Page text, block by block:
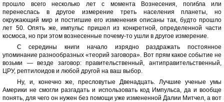
прошло всего несколько лет с момента Вознесения, погибла или
перенеслась в другое измерение треть населения планеты, но
окружающий мир и постигшие его изменения описаны так, будто прошло
лет 50. Опять же, импульс пришел из конкретной, определенной части
космоса, но при этом вознесенные почему-то ушли в другое измерение.
С середины книги начало изрядно раздражать постоянное
упоминание разнообразных «теорий заговора». Вот прям какое событие не
возьми — везде заговор: правительственный, антиправительственный,
ЦРУ, рептилоидов и любой другой на ваш выбор.
Ну, и, конечно же, пресловутые Двенадцать. Лучшие ученые умы
Америки не смогли разгадать и использовать код Импульса, да и вообще
понять, для чего он нужен без помощи уже измененной Далии Митчел, а вот